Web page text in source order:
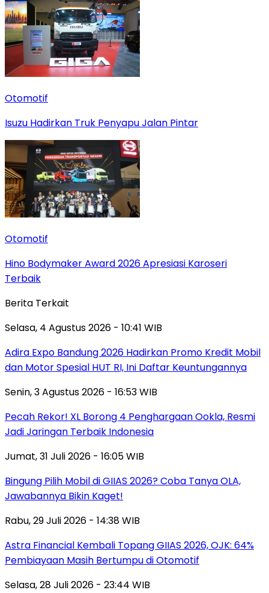
Otomotif
Isuzu Hadirkan Truk Penyapu Jalan Pintar
Otomotif
Hino Bodymaker Award 2026 Apresiasi Karoseri
Terbaik
Berita Terkait
Selasa, 4 Agustus 2026 - 10:41 WIB
Adira Expo Bandung 2026 Hadirkan Promo Kredit Mobil
dan Motor Spesial HUT RI, Ini Daftar Keuntungannya
Senin, 3 Agustus 2026 - 16:53 WIB
Pecah Rekor! XL Borong 4 Penghargaan Ookla, Resmi
Jadi Jaringan Terbaik Indonesia
Jumat, 31 Juli 2026 - 16:05 WIB
Bingung Pilih Mobil di GIIAS 2026? Coba Tanya OLA,
Jawabannya Bikin Kaget!
Rabu, 29 Juli 2026 - 14:38 WIB
Astra Financial Kembali Topang GIIAS 2026, OJK: 64%
Pembiayaan Masih Bertumpu di Otomotif
Selasa, 28 Juli 2026 - 23:44 WIB